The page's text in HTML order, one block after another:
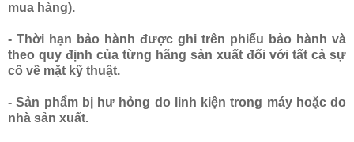
mua hàng).
- Thời hạn bảo hành được ghi trên phiếu bảo hành và
theo quy định của từng hãng sản xuất đối với tất cả sự
cố về mặt kỹ thuật.
- Sản phẩm bị hư hỏng do linh kiện trong máy hoặc do
nhà sản xuất.